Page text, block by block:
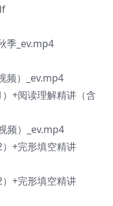
季_ev.mp4
频）_ev.mp4
+阅读理解精讲（含
频）_ev.mp4
+完形填空精讲
+完形填空精讲